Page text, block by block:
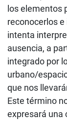
los elementos
reconocerlos
intenta
ausencia, a
integrado por
urbano/
que nos
Este término
expresará una